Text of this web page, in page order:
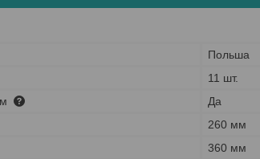
Польша
11 шт.
Да
260 мм
360 мм